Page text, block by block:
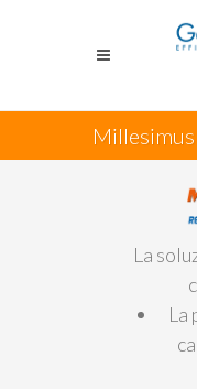
Millesimus
La
La